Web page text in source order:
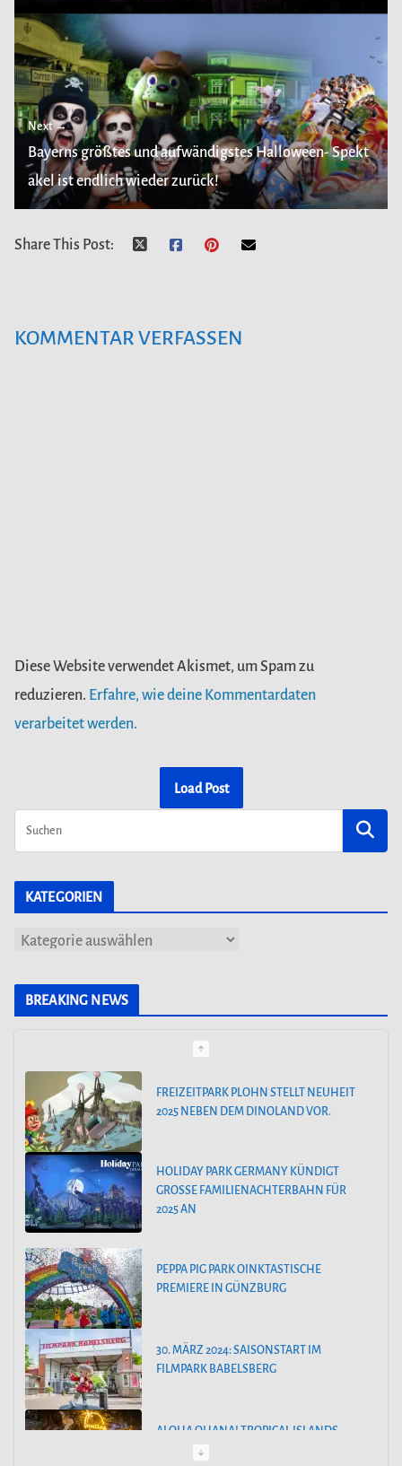
Next →
Bayerns größtes und aufwändigstes Halloween- Spekt
akel ist endlich wieder zurück!
Share This Post:
KOMMENTAR VERFASSEN
Diese Website verwendet Akismet, um Spam zu
reduzieren. Erfahre, wie deine Kommentardaten
verarbeitet werden.
Load Post
KATEGORIEN
K
BREAKING NEWS
HOLIDAY PARK GERMANY KÜNDIGT
GROSSE FAMILIENACHTERBAHN FÜR 2
PEPPA PIG PARK OINKTASTISCHE
PREMIERE IN GÜNZBURG
30. MÄRZ 2024: SAISONSTART IM
FILMPARK BABELSBERG
ALOHA OHANA! TROPICAL ISLANDS
BEGRÜSST HAWAII
55 JAHRE FREIZEIT-LAND GEISELWIND: NEUE ABENTEUER,
SPEKTAKULÄRE SHOWS UND UNVERGESSLICHE